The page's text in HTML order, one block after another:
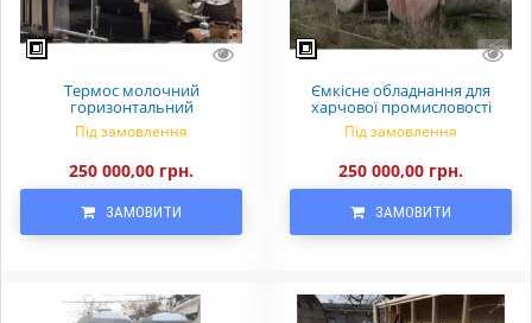
Термос молочний
горизонтальний
Під замовлення
250 000,00 грн.
ЗАМОВИТИ
Ємкісне обладнання для
харчової промисловості
Під замовлення
250 000,00 грн.
ЗАМОВИТИ